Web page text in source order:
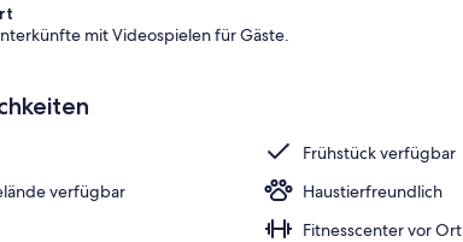
mit Videospielen für Gäste.
Frühstück verfügbar
verfügbar
Haustierfreundlich
Fitnesscenter vor Ort